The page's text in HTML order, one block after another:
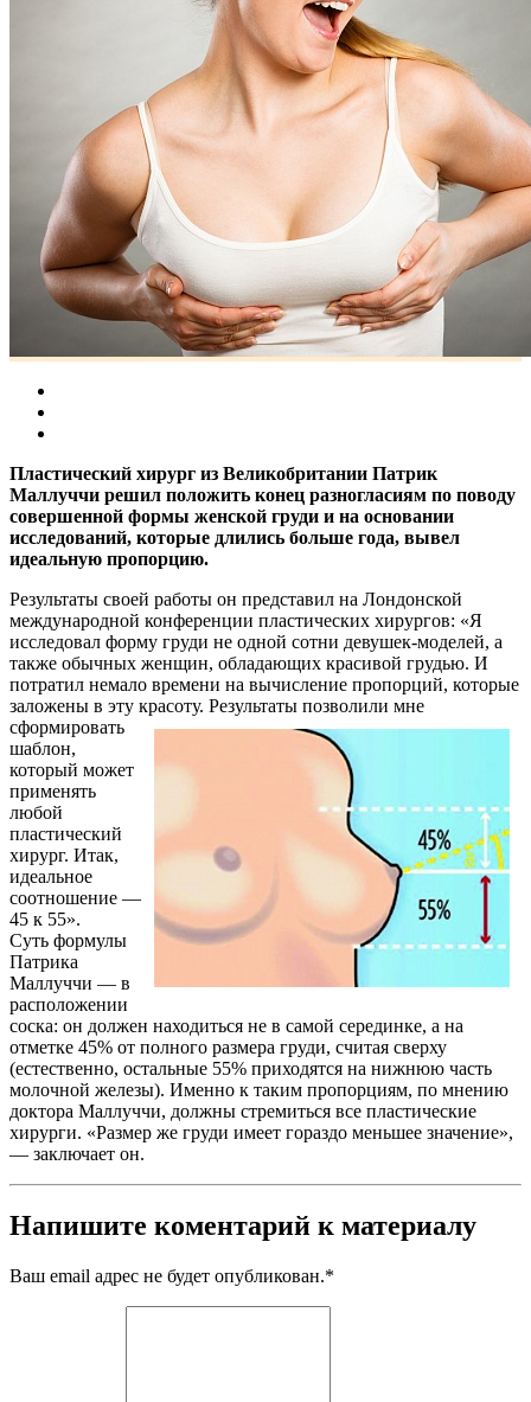
Пластический хирург из Великобритании Патрик
Маллуччи решил положить конец разногласиям по поводу
совершенной формы женской груди и на основании
исследований, которые длились больше года, вывел
идеальную пропорцию.
Результаты своей работы он представил на Лондонской
международной конференции пластических хирургов: «Я
исследовал форму груди не одной сотни девушек-моделей, а
также обычных женщин, обладающих красивой грудью. И
потратил немало времени на вычисление пропорций, которые
заложены в эту красоту. Результаты позволили мне
сформировать
шаблон,
который может
применять
любой
пластический
хирург. Итак,
идеальное
соотношение —
45 к 55».
Суть формулы
Патрика
Маллуччи — в
расположении
соска: он должен находиться не в самой серединке, а на
отметке 45% от полного размера груди, считая сверху
(естественно, остальные 55% приходятся на нижнюю часть
молочной железы). Именно к таким пропорциям, по мнению
доктора Маллуччи, должны стремиться все пластические
хирурги. «Размер же груди имеет гораздо меньшее значение»,
— заключает он.
Напишите коментарий к материалу
Ваш email адрес не будет опубликован.*